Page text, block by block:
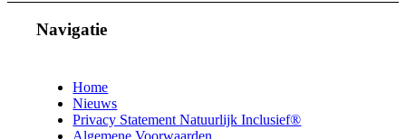
Navigatie
Home
Nieuws
Privacy Statement Natuurlijk Inclusief®